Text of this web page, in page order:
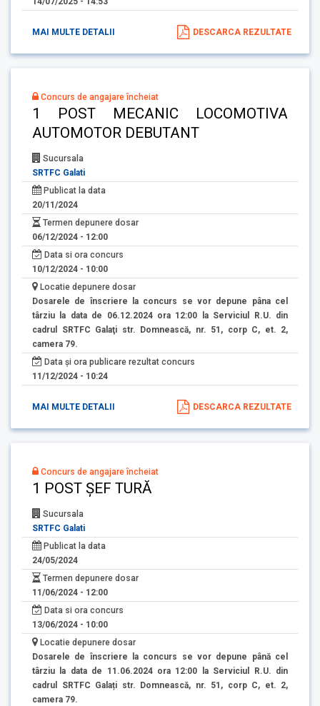
MAI MULTE DETALII DESCARCA REZULTATE
Concurs de angajare încheiat
1 POST MECANIC LOCOMOTIVA
AUTOMOTOR DEBUTANT
Sucursala
SRTFC Galati
Publicat la data
20/11/2024
Termen depunere dosar
06/12/2024 - 12:00
Data si ora concurs
10/12/2024 - 10:00
Locatie depunere dosar
Dosarele de înscriere la concurs se vor depune pâna cel
târziu la data de 06.12.2024 ora 12:00 la Serviciul R.U. din
cadrul SRTFC Galaţi str. Domnească, nr. 51, corp C, et. 2,
camera 79.
Data și ora publicare rezultat concurs
11/12/2024 - 10:24
MAI MULTE DETALII DESCARCA REZULTATE
Concurs de angajare încheiat
1 POST ȘEF TURĂ
Sucursala
SRTFC Galati
Publicat la data
24/05/2024
Termen depunere dosar
11/06/2024 - 12:00
Data si ora concurs
13/06/2024 - 10:00
Locatie depunere dosar
Dosarele de înscriere la concurs se vor depune până cel
târziu la data de 11.06.2024 ora 12:00 la Serviciul R.U. din
cadrul SRTFC Galați str. Domnească, nr. 51, corp C, et. 2,
camera 79.